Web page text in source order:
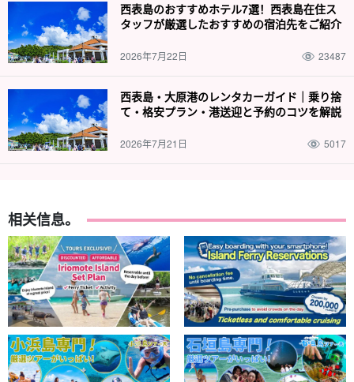
西表島のおすすめホテル7選！西表島在住ス
タッフが厳選したおすすめの宿泊先をご紹介
2026年7月22日 23487
西表島・大原港のレンタカーガイド｜乗り捨
て・格安プラン・港送迎と予約のコツを解説
2026年7月21日 5017
相关信息。